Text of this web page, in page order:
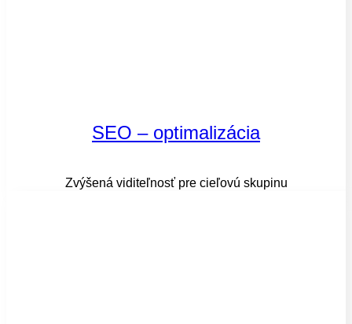
SEO – optimalizácia
Zvýšená viditeľnosť pre cieľovú skupinu